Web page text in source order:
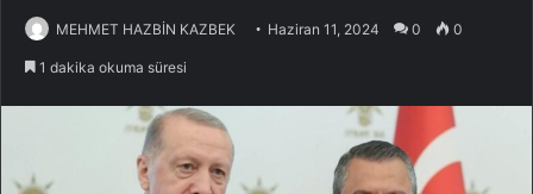
MEHMET HAZBİN KAZBEK Haziran 11, 2024 0 0
1 dakika okuma süresi